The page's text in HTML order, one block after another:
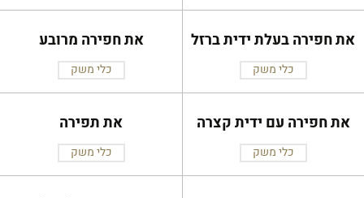
את חפירה בעלת ידית ברזל
כלי משק
את חפירה מרובע
כלי משק
את חפירה עם ידית קצרה
כלי משק
את תפירה
כלי משק